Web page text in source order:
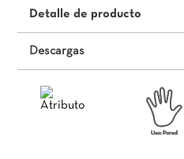
Detalle de producto
Descargas